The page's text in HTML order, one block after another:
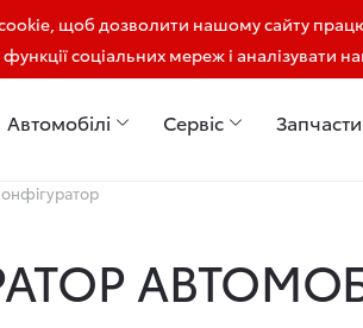
щоб дозволити нашому сайту
соціальних мереж і аналізувати
Автомобілі Сервіс